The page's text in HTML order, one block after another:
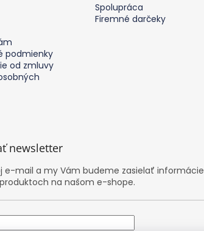
podmienky
od zmluvy
Spolupráca
Firemné darčeky
newsletter
e-mail a my Vám budeme zasielať informácie
na našom e-shope.